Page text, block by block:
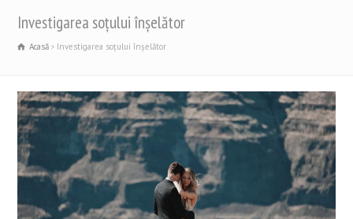
Investigarea soțului înșelător
Acasă Investigarea soțului înșelător